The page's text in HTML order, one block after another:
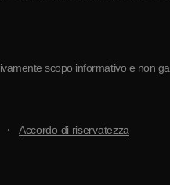
scopo informativo e non
Accordo di riservatezza